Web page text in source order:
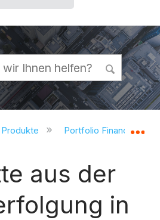
auf- und
Produkte Portfolio Financials
aus der
in